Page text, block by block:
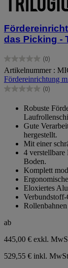
das Picking -
(0)
0.0
von
5
Sternen.
Artikelnummer :
Fördereinrichtung
(0)
0.0
Sternen.
Robuste
Gute
hergestellt.
Mit einer
4
Boden.
Komplett
Eloxiertes
Verbundstoff-
ab
445,00 € exkl.
529,55 € inkl. MwSt